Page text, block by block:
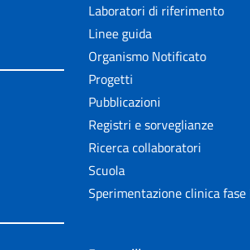
Laboratori di riferimento
Linee guida
Organismo Notificato
Progetti
Pubblicazioni
Registri e sorveglianze
Ricerca collaboratori
Scuola
Sperimentazione clinica fase